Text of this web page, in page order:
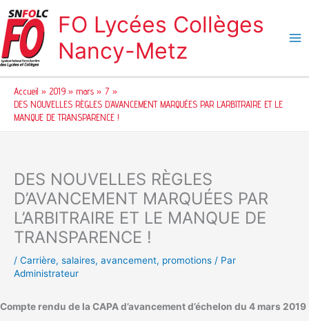
au
contenu
FO Lycées Collèges
Nancy-Metz
Accueil 2019 mars
7
DES NOUVELLES RÈGLES D’AVANCEMENT MARQUÉES PAR L’ARBITRAIRE ET LE
MANQUE DE TRANSPARENCE !
DES NOUVELLES RÈGLES
D’AVANCEMENT MARQUÉES PAR
L’ARBITRAIRE ET LE MANQUE DE
TRANSPARENCE !
/ Carrière, salaires, avancement, promotions / Par
Administrateur
Compte rendu de la CAPA d’avancement d’échelon du 4 mars 2019